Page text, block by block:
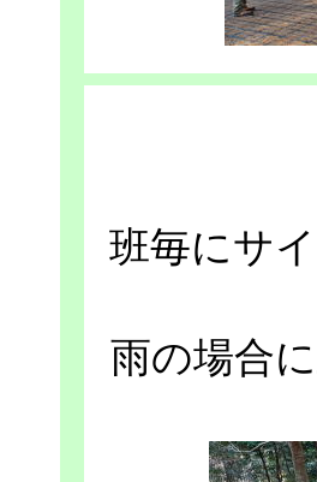
班毎にサ
雨の場合